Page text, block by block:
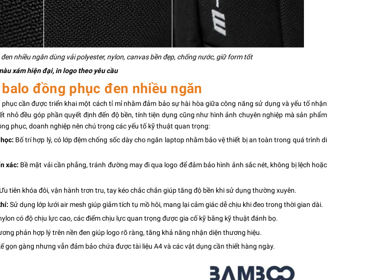
đen nhiều ngăn dùng vải polyester, nylon, canvas bền đẹp, chống nước, giữ form tốt
xámhiện đại, in logo theo yêu cầu
đồng phục đen nhiều ngăn
cần được triển khai một cách tỉ mỉ nhằm đảm bảo sự hài hòa giữa công năng sử dụng và yếu tố nhận
nhỏ đều góp phần quyết định đến độ bền, tính tiện dụng cũng như hình ảnh chuyên nghiệp mà sản phẩm
phục, doanh nghiệp nên chú trọng các yếu tố kỹ thuật quan trọng:
Bố trí hợp lý, có lớp đệm chống sốc dày cho ngăn laptop nhằm bảo vệ thiết bị an toàn trong quá trình di
xác: Bề mặt vải cần phẳng, tránh đường may đi qua logo để đảm bảo hình ảnh sắc nét, không bị lệch hoặc
Ưu tiên khóa đôi, vận hành trơn tru, tay kéo chắc chắn giúp tăng độ bền khi sử dụng thường xuyên.
Sử dụng lớp lưới air mesh giúp giảm tích tụ mồ hôi, mang lại cảm giác dễ chịu khi đeo trong thời gian dài.
có độ chịu lực cao, các điểm chịu lực quan trọng được gia cố kỹ bằng kỹ thuật đánh bọ.
phản hợp lý trên nền đen giúp logo rõ ràng, tăng khả năng nhận diện thương hiệu.
gọn gàng nhưng vẫn đảm bảo chứa được tài liệu A4 và các vật dụng cần thiết hàng ngày.